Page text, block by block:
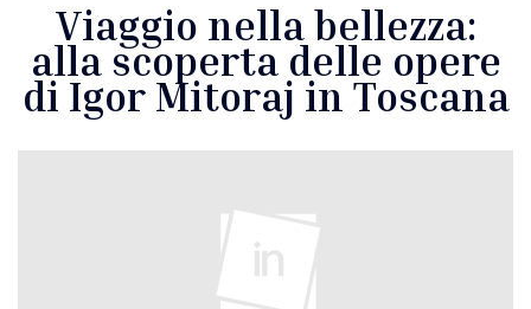
Viaggio nella bellezza:
alla scoperta delle opere
di Igor Mitoraj in Toscana